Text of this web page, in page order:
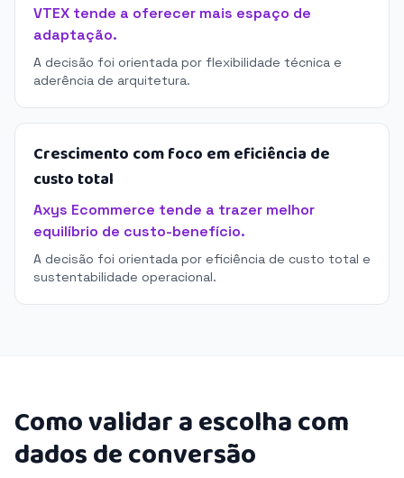
VTEX tende a oferecer mais espaço de
adaptação.
A decisão foi orientada por flexibilidade técnica e
aderência de arquitetura.
Crescimento com foco em eficiência de
custo total
Axys Ecommerce tende a trazer melhor
equilíbrio de custo-benefício.
A decisão foi orientada por eficiência de custo total e
sustentabilidade operacional.
Como validar a escolha com
dados de conversão